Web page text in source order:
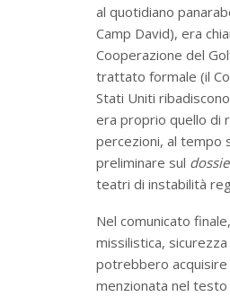
al quotidiano
Camp David), era
Cooperazione del
trattato formale (il
Stati Uniti
era proprio quello di
percezioni, al tempo
preliminare sul
teatri di instabilità
Nel comunicato
missilistica,
potrebbero
menzionata nel